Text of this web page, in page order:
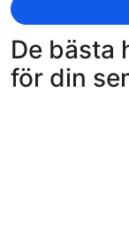
De bästa
för din